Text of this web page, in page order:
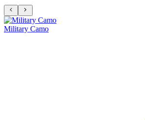
Military Camo